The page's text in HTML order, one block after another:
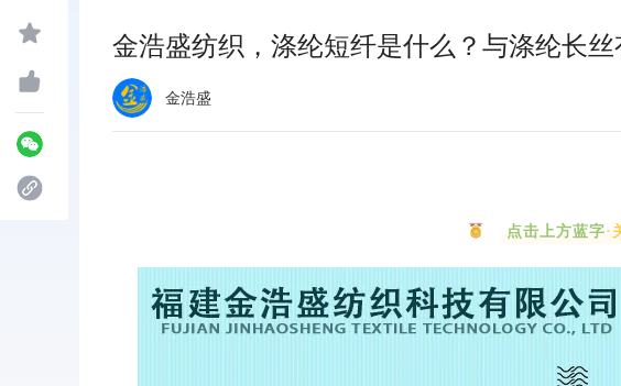
金浩盛纺织，涤纶短纤是什么？与涤纶长丝
金浩盛
点击上方蓝字·